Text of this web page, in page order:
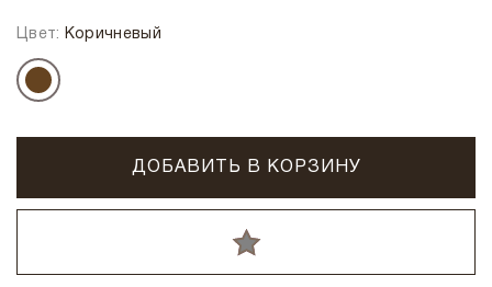
Цвет: Коричневый
ДОБАВИТЬ В КОРЗИНУ